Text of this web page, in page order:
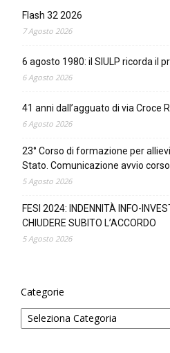
Flash 32 2026
7 Agosto 2026
6 agosto 1980: il SIULP ricorda il
6 Agosto 2026
41 anni dall’agguato di via Croce
6 Agosto 2026
23° Corso di formazione per
Stato. Comunicazione avvio corso
5 Agosto 2026
FESI 2024: INDENNITÀ INFO-
CHIUDERE SUBITO L’ACCORDO
5 Agosto 2026
Categorie